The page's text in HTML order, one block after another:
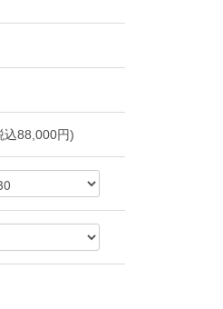
込88,000円)